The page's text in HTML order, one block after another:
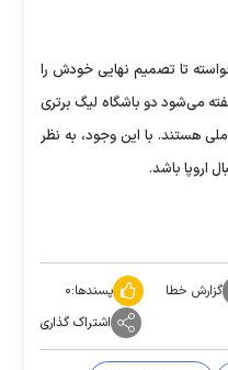
تا تصمیم نهایی خودش را
می‌شود دو باشگاه لیگ برتری
هستند. با این وجود، به نظر
اروپا باشد.
گزارش خطا پسندها:۰
اشتراک گذاری